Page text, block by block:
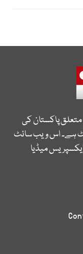
پاکستان کی
ہے۔ اس ویب سائٹ
میڈیا